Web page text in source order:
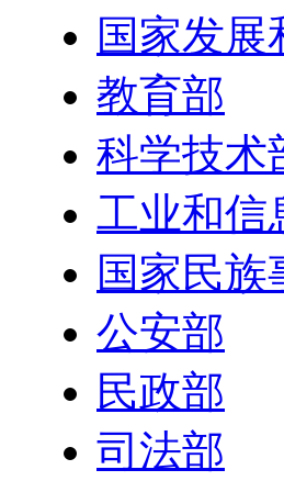
国家发展
教育部
科学技术
工业和信
国家民族
公安部
民政部
司法部